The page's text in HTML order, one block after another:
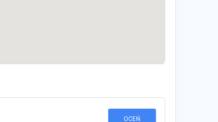
OCEŃ